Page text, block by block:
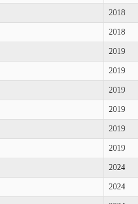
2018
2018
2019
2019
2019
2019
2019
2019
2024
2024